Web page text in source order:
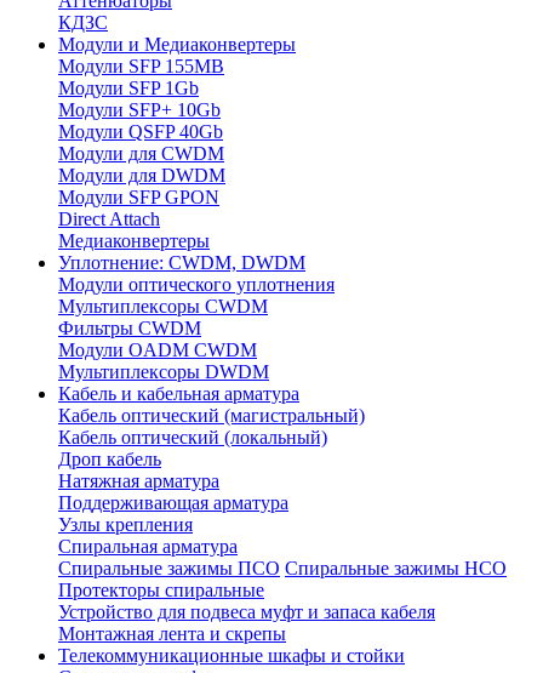
КДЗС
Модули и Медиаконвертеры
Модули SFP 155MB
Модули SFP 1Gb
Модули SFP+ 10Gb
Модули QSFP 40Gb
Модули для CWDM
Модули для DWDM
Модули SFP GPON
Direct Attach
Медиаконвертеры
Уплотнение: CWDM, DWDM
Модули оптического уплотнения
Мультиплексоры CWDM
Фильтры CWDM
Модули OADM CWDM
Мультиплексоры DWDM
Кабель и кабельная арматура
Кабель оптический (магистральный)
Кабель оптический (локальный)
Дроп кабель
Натяжная арматура
Поддерживающая арматура
Узлы крепления
Спиральная арматура
Спиральные зажимы ПСО Спиральные зажимы НСО
Протекторы спиральные
Устройство для подвеса муфт и запаса кабеля
Монтажная лента и скрепы
Телекоммуникационные шкафы и стойки